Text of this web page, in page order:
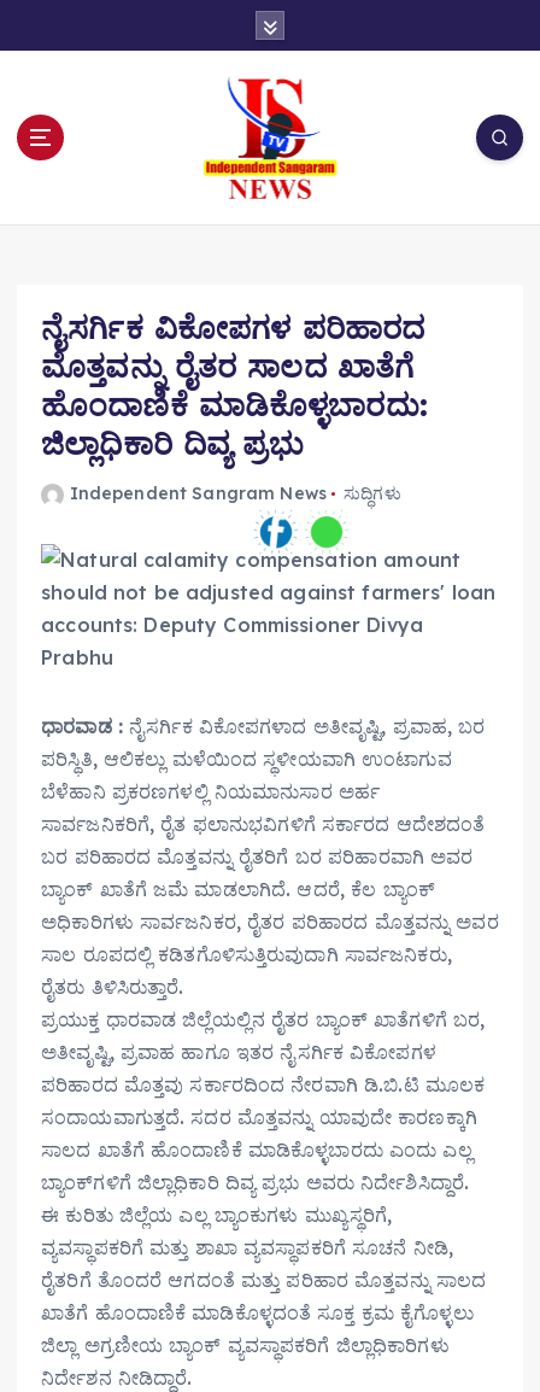
ನೈಸರ್ಗಿಕ ವಿಕೋಪಗಳ ಪರಿಹಾರದ
ಮೊತ್ತವನ್ನು ರೈತರ ಸಾಲದ ಖಾತೆಗೆ
ಹೊಂದಾಣಿಕೆ ಮಾಡಿಕೊಳ್ಳಬಾರದು:
ಜಿಲ್ಲಾಧಿಕಾರಿ ದಿವ್ಯ ಪ್ರಭು
Independent Sangram News ಸುದ್ಧಿಗಳು
ಧಾರವಾಡ :ನೈಸರ್ಗಿಕ ವಿಕೋಪಗಳಾದ ಅತೀವೃಷ್ಟಿ, ಪ್ರವಾಹ, ಬರ
ಪರಿಸ್ಥಿತಿ, ಆಲಿಕಲ್ಲು ಮಳೆಯಿಂದ ಸ್ಥಳೀಯವಾಗಿ ಉಂಟಾಗುವ
ಬೆಳೆಹಾನಿ ಪ್ರಕರಣಗಳಲ್ಲಿ ನಿಯಮಾನುಸಾರ ಅರ್ಹ
ಸಾರ್ವಜನಿಕರಿಗೆ, ರೈತ ಫಲಾನುಭವಿಗಳಿಗೆ ಸರ್ಕಾರದ ಆದೇಶದಂತೆ
ಬರ ಪರಿಹಾರದ ಮೊತ್ತವನ್ನು ರೈತರಿಗೆ ಬರ ಪರಿಹಾರವಾಗಿ ಅವರ
ಬ್ಯಾಂಕ್ ಖಾತೆಗೆ ಜಮೆ ಮಾಡಲಾಗಿದೆ. ಆದರೆ, ಕೆಲ ಬ್ಯಾಂಕ್
ಅಧಿಕಾರಿಗಳು ಸಾರ್ವಜನಿಕರ, ರೈತರ ಪರಿಹಾರದ ಮೊತ್ತವನ್ನು ಅವರ
ಸಾಲ ರೂಪದಲ್ಲಿ ಕಡಿತಗೊಳಿಸುತ್ತಿರುವುದಾಗಿ ಸಾರ್ವಜನಿಕರು,
ರೈತರು ತಿಳಿಸಿರುತ್ತಾರೆ.
ಪ್ರಯುಕ್ತ ಧಾರವಾಡ ಜಿಲ್ಲೆಯಲ್ಲಿನ ರೈತರ ಬ್ಯಾಂಕ್ ಖಾತೆಗಳಿಗೆ ಬರ,
ಅತೀವೃಷ್ಟಿ, ಪ್ರವಾಹ ಹಾಗೂ ಇತರ ನೈಸರ್ಗಿಕ ವಿಕೋಪಗಳ
ಪರಿಹಾರದ ಮೊತ್ತವು ಸರ್ಕಾರದಿಂದ ನೇರವಾಗಿ ಡಿ.ಬಿ.ಟಿ ಮೂಲಕ
ಸಂದಾಯವಾಗುತ್ತದೆ. ಸದರ ಮೊತ್ತವನ್ನು ಯಾವುದೇ ಕಾರಣಕ್ಕಾಗಿ
ಸಾಲದ ಖಾತೆಗೆ ಹೊಂದಾಣಿಕೆ ಮಾಡಿಕೊಳ್ಳಬಾರದು ಎಂದು ಎಲ್ಲ
ಬ್ಯಾಂಕ್ಗಳಿಗೆ ಜಿಲ್ಲಾಧಿಕಾರಿ ದಿವ್ಯ ಪ್ರಭು ಅವರು ನಿರ್ದೇಶಿಸಿದ್ದಾರೆ.
ಈ ಕುರಿತು ಜಿಲ್ಲೆಯ ಎಲ್ಲ ಬ್ಯಾಂಕುಗಳು ಮುಖ್ಯಸ್ಥರಿಗೆ,
ವ್ಯವಸ್ಥಾಪಕರಿಗೆ ಮತ್ತು ಶಾಖಾ ವ್ಯವಸ್ಥಾಪಕರಿಗೆ ಸೂಚನೆ ನೀಡಿ,
ರೈತರಿಗೆ ತೊಂದರೆ ಆಗದಂತೆ ಮತ್ತು ಪರಿಹಾರ ಮೊತ್ತವನ್ನು ಸಾಲದ
ಖಾತೆಗೆ ಹೊಂದಾಣಿಕೆ ಮಾಡಿಕೊಳ್ಳದಂತೆ ಸೂಕ್ತ ಕ್ರಮ ಕೈಗೊಳ್ಳಲು
ಜಿಲ್ಲಾ ಅಗ್ರಣೀಯ ಬ್ಯಾಂಕ್ ವ್ಯವಸ್ಥಾಪಕರಿಗೆ ಜಿಲ್ಲಾಧಿಕಾರಿಗಳು
ನಿರ್ದೇಶನ ನೀಡಿದ್ದಾರೆ.